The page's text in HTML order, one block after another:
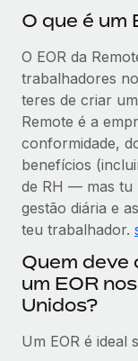
O que é um
O EOR da
trabalhadores
teres de criar
Remote é a
conformidade,
benefícios
de RH — mas tu
gestão diária e
teu trabalhador.
Quem deve
um EOR
Unidos?
Um EOR é ideal